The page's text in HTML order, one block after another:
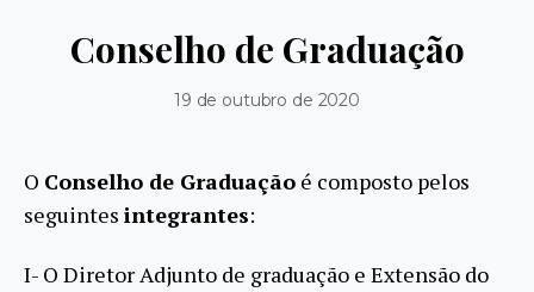
Conselho de Graduação
19 de outubro de 2020
O Conselho de Graduação é composto pelos
seguintes integrantes:
I- O Diretor Adjunto de graduação e Extensão do